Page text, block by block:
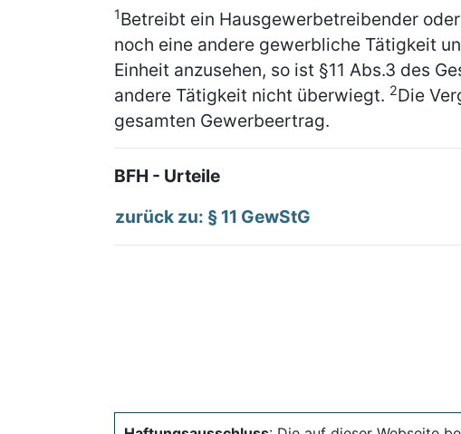
1Betreibt ein Hausgewerbetreibender
noch eine andere gewerbliche Tätigkeit
Einheit anzusehen, so ist §11 Abs.3 des
andere Tätigkeit nicht überwiegt. 2Die
gesamten Gewerbeertrag.
BFH - Urteile
zurück zu: § 11 GewStG